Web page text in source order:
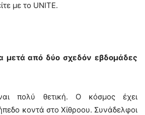
με το UNITE.
μετά από δύο σχεδόν εβδομάδες
πολύ θετική. Ο κόσμος έχει
κοντά στο Χίθροου. Συνάδελφοι